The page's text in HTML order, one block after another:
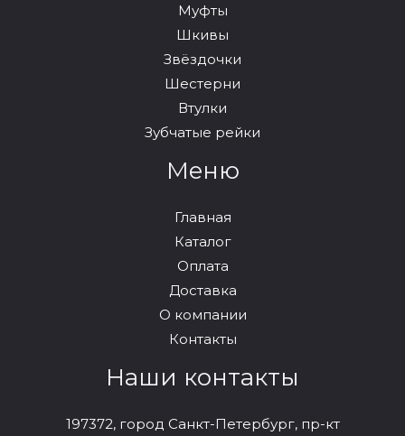
Муфты
Шкивы
Звёздочки
Шестерни
Втулки
Зубчатые рейки
Меню
Главная
Каталог
Оплата
Доставка
О компании
Контакты
Наши контакты
197372, город Санкт-Петербург, пр-кт